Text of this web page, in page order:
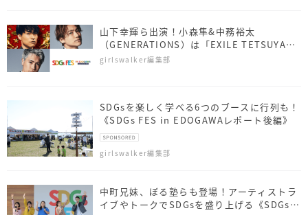
山下幸輝ら出演！小森隼&中務裕太
（GENERATIONS）は「EXILE TETSUYA
with EXPG」に初参戦 『SDGs FES in
girlswalker編集部
SDGsを楽しく学べる6つのブースに行列も！
《SDGs FES in EDOGAWAレポート後編》
girlswalker編集部
中町兄妹、ぼる塾らも登場！アーティストラ
イブやトークでSDGsを盛り上げる《SDGs